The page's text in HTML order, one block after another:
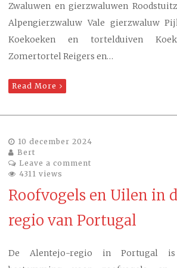
Zwaluwen en gierzwaluwen
Alpengierzwaluw Vale gierzwaluw
Koekoeken en tortelduiven
Zomertortel Reigers en…
Read More
10 december 2024
Bert
Leave a comment
4311 views
Roofvogels en Uilen in
regio van Portugal
De Alentejo-regio in Portugal